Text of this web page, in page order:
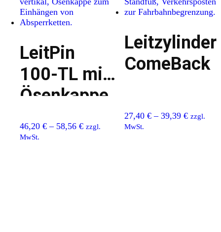
LeitPin
100-TL mit
Ösenkappe
46,20 € – 58,56 € zzgl.
MwSt.
Leitzylinder
ComeBack
27,40€ –39,39€ zzgl.
MwSt.